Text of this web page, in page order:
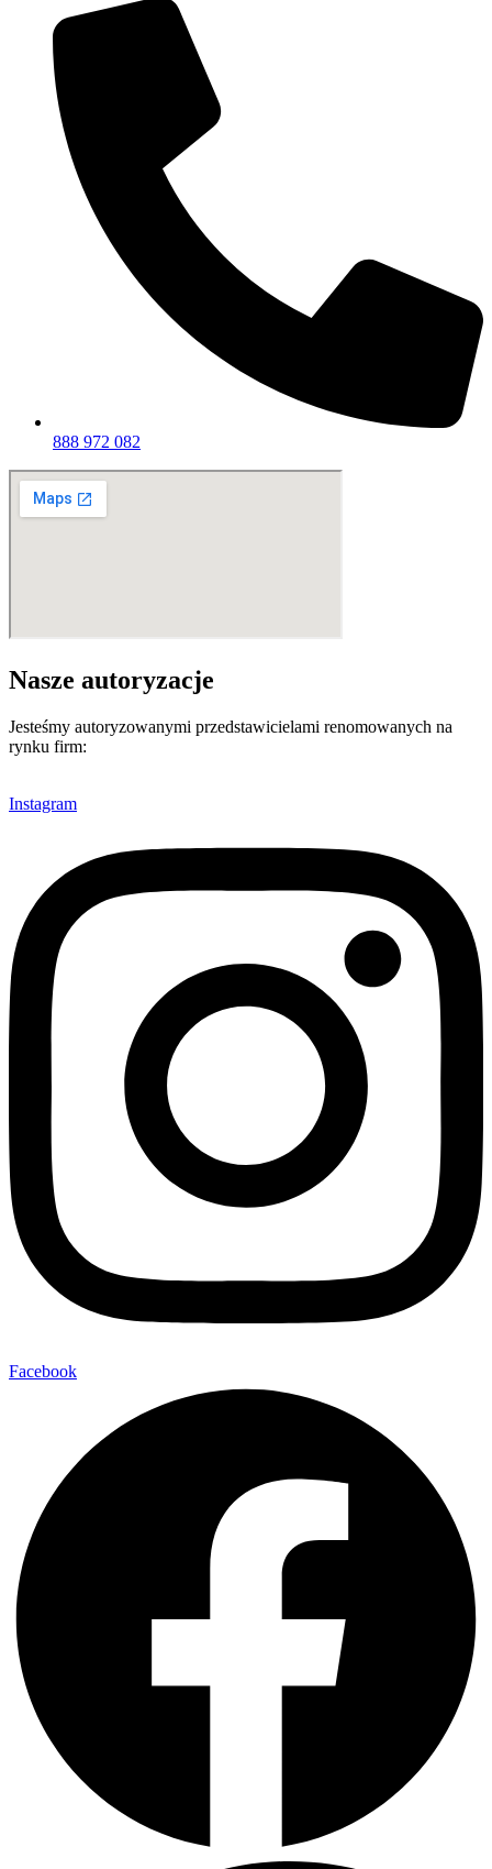
888 972 082
Nasze autoryzacje
Jesteśmy autoryzowanymi przedstawicielami renomowanych na
rynku firm:
Instagram
Facebook